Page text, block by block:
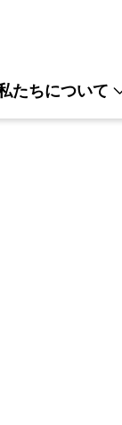
たちについて
ISMS
パンフレット請
Value宣言